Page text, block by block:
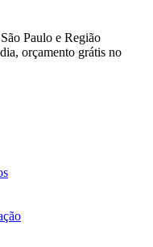
Paulo e Região
orçamento grátis no